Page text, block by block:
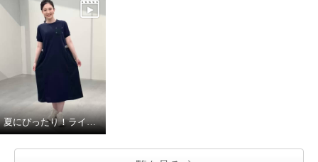
夏にぴったり！ラインアクセントワンピース！